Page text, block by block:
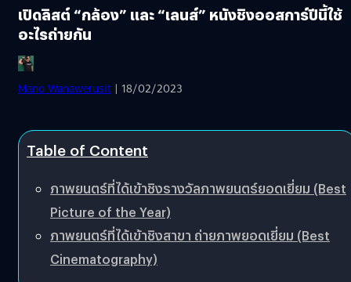
เปิดลิสต์ “กล้อง” และ “เลนส์” หนังชิงออสการ์ปีนี้ใช้
อะไรถ่ายกัน
Mano Wanawerusit | 18/02/2023
Table of Content
ภาพยนตร์ที่ได้เข้าชิงรางวัลภาพยนตร์ยอดเยี่ยม (Best
Picture of the Year)
ภาพยนตร์ที่ได้เข้าชิงสาขา ถ่ายภาพยอดเยี่ยม (Best
Cinematography)